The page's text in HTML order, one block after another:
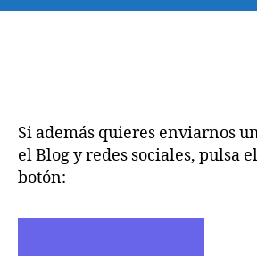
Si además quieres enviarnos
el Blog y redes sociales, pulsa
botón: